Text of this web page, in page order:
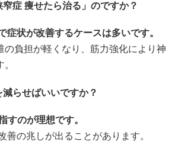
症 痩せたら治る」のですか？
症状が改善するケースは多いです。
の負担が軽くなり、筋力強化により神
らせばいいですか？
すのが理想です。
善の兆しが出ることがあります。